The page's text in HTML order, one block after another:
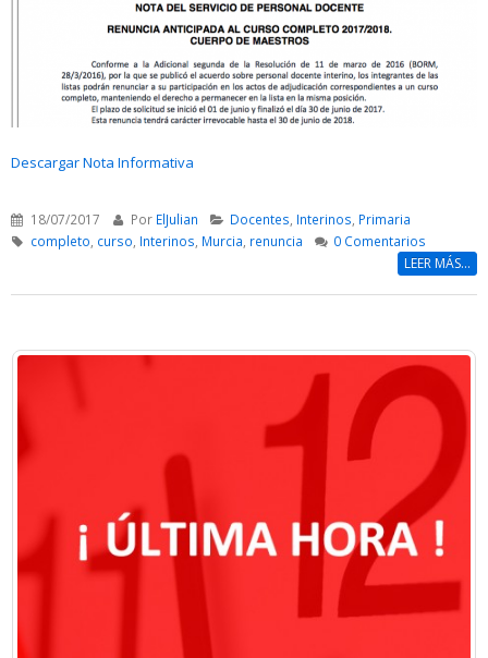
Descargar Nota Informativa
18/07/2017 Por ElJulian Docentes Interinos Primaria
completo curso Interinos Murcia renuncia 0 Comentarios
LEER MÁS...